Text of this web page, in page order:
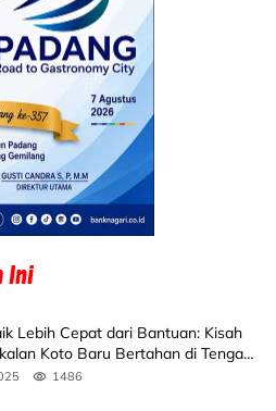
Lebih Cepat dari Bantuan: Kisah
Koto Baru Bertahan di Tengah
1486